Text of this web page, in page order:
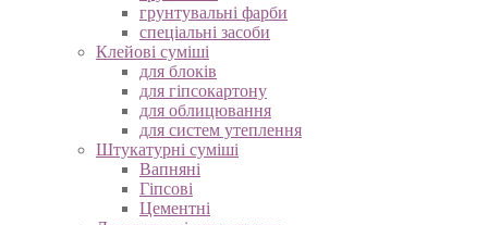
грунтувальні фарби
спеціальні засоби
Клейові суміші
для блоків
для гіпсокартону
для облицювання
для систем утеплення
Штукатурні суміші
Вапняні
Гіпсові
Цементні